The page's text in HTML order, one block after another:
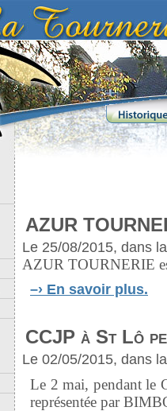
AZUR
Le 25/08/2015, dans
AZUR TOURNERIE
–› En savoir plus.
CCJP à St Lô
Le 02/05/2015, dans
Le 2 mai, pendant le
représentée par